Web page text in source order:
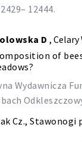
12444.
D , Celary
of
Cz.,